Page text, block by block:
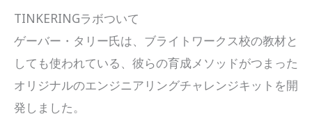
TINKERINGラボついて
ゲーバー・タリー氏は、ブライトワークス校の教材と
しても使われている、彼らの育成メソッドがつまった
オリジナルのエンジニアリングチャレンジキットを開
発しました。